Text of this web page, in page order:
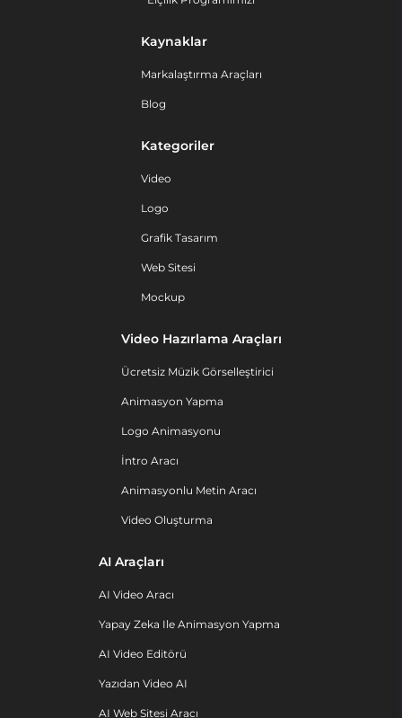
Kaynaklar
Markalaştırma Araçları
Blog
Kategoriler
Video
Logo
Grafik Tasarım
Web Sitesi
Mockup
Video Hazırlama Araçları
Ücretsiz Müzik Görselleştirici
Animasyon Yapma
Logo Animasyonu
İntro Aracı
Animasyonlu Metin Aracı
Video Oluşturma
AI Araçları
AI Video Aracı
Yapay Zeka Ile Animasyon Yapma
AI Video Editörü
Yazıdan Video AI
AI Web Sitesi Aracı